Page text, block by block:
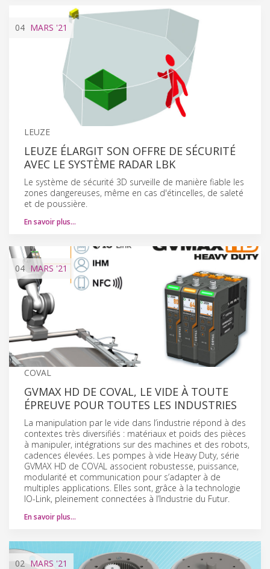
04 MARS '21
LEUZE
LEUZE ÉLARGIT SON OFFRE DE SÉCURITÉ
AVEC LE SYSTÈME RADAR LBK
Le système de sécurité 3D surveille de manière fiable les
zones dangereuses, même en cas d'étincelles, de saleté
et de poussière.
En savoir plus…
04 MARS'21
COVAL
GVMAX HD DE COVAL, LE VIDE À TOUTE
ÉPREUVE POUR TOUTES LES INDUSTRIES
La manipulation par le vide dans l’industrie répond à des
contextes très diversifiés : matériaux et poids des pièces
à manipuler, intégrations sur des machines et des robots,
cadences élevées. Les pompes à vide Heavy Duty, série
GVMAX HD de COVAL associent robustesse, puissance,
modularité et communication pour s’adapter à de
multiples applications. Elles sont, grâce à la technologie
IO-Link, pleinement connectées à l’Industrie du Futur.
En savoir plus…
02 MARS '21